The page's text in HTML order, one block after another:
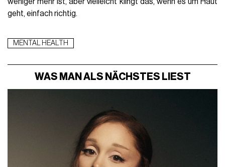
geht, einfach richtig.
MENTAL HEALTH
WAS MAN ALS NÄCHSTES LIEST